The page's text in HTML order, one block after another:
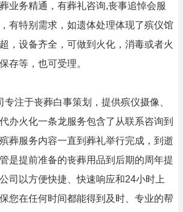
业务精通，有葬礼咨询,丧事追悼会服
有特别需求，如遗体处理体现了殡仪馆
，设备齐全，可做到火化，消毒或者火
存等，也可受理。
专注于丧葬白事策划，提供殡仪摄像、
办火化一条龙服务包含了从联系咨询到
葬服务内容一直到葬礼举行完成，到逝
是提前准备的丧葬用品到后期的周年提
司以方便快捷、快速响应和24小时上
您在任何时间都能得到及时、专业的帮